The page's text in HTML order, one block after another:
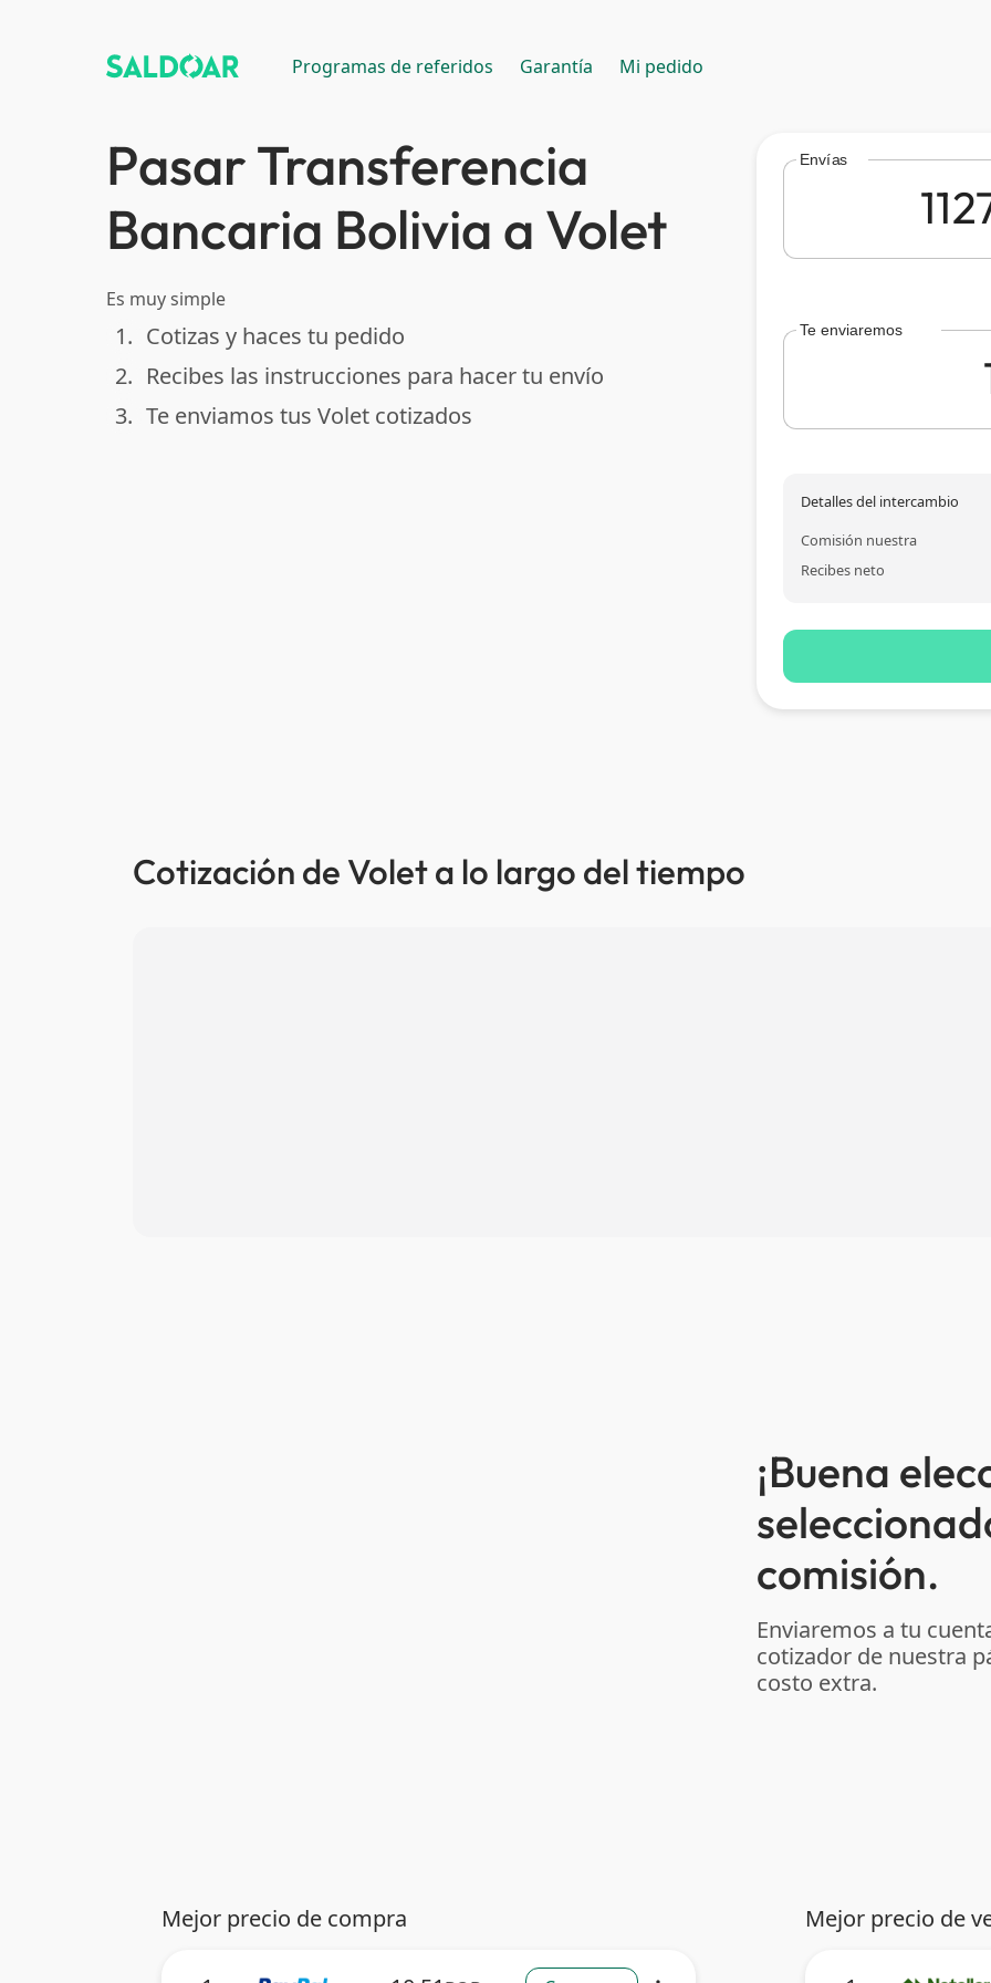
Programas de referidos Garantía Mi pedido
Pasar Transferencia
Bancaria Bolivia a Volet
Es muy simple
done
1. Cotizas y haces tu pedido
done
2. Recibes las instrucciones para hacer tu envío
done
3. Te enviamos tus Volet cotizados
Envías
Te enviaremos
Detalles del intercambio
Comisión nuestra
Recibes neto
Cotización de Volet a lo largo del tiempo
¡Buena
comisión.
Enviaremos a tu
cotizador de nuestra
costo extra.
Mejor precio de compra Mejor precio de